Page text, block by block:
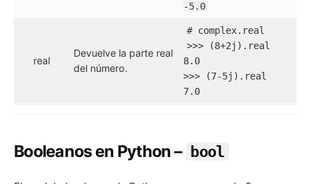
-5.0
real
Devuelve la parte real
del número.
# complex.real
>>> (8+2j).real
8.0
>>> (7-5j).real
7.0
Booleanos en Python – bool